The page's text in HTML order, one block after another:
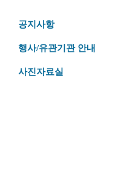
공지사항
행사/유관기관 안내
사진자료실